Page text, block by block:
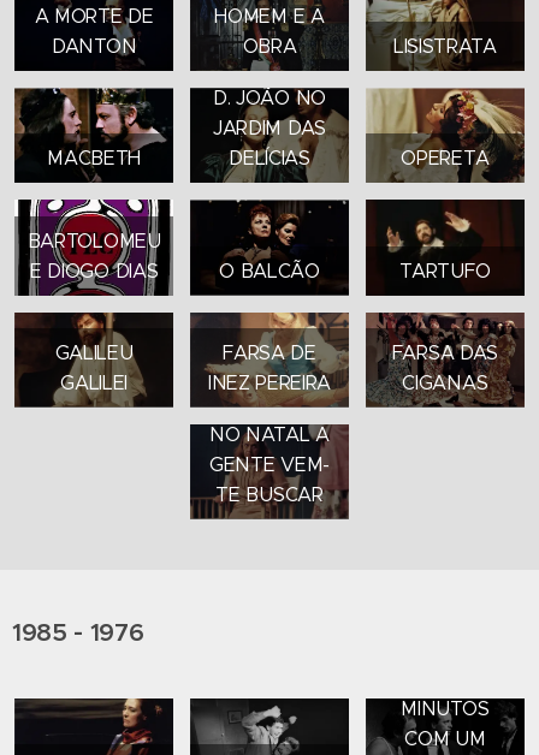
A MORTE DE
DANTON
HOMEM E A
OBRA
LISISTRATA
MACBETH
D. JOÃO NO
JARDIM DAS
DELÍCIAS
OPERETA
BARTOLOMEU
E DIOGO DIAS
O BALCÃO TARTUFO
GALILEU
GALILEI
FARSA DE
INEZ PEREIRA
FARSA DAS
CIGANAS
NO NATAL A
GENTE VEM-
TE BUSCAR
1985 - 1976
MINUTOS
COM UM